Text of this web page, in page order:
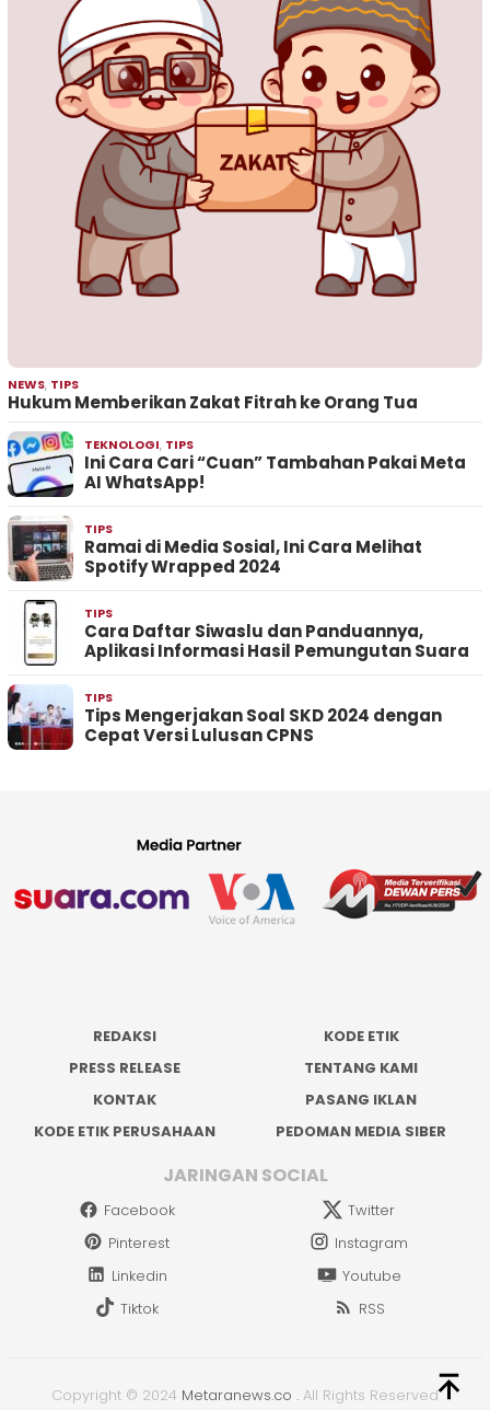
NEWS, TIPS
Hukum Memberikan Zakat Fitrah ke Orang Tua
TEKNOLOGI, TIPS
Ini Cara Cari “Cuan” Tambahan Pakai Meta
AI WhatsApp!
TIPS
Ramai di Media Sosial, Ini Cara Melihat
Spotify Wrapped 2024
TIPS
Cara Daftar Siwaslu dan Panduannya,
Aplikasi Informasi Hasil Pemungutan Suara
TIPS
Tips Mengerjakan Soal SKD 2024 dengan
Cepat Versi Lulusan CPNS
REDAKSI
KODE ETIK
PRESS RELEASE
TENTANG KAMI
KONTAK
PASANG IKLAN
KODE ETIK PERUSAHAAN
PEDOMAN MEDIA SIBER
JARINGAN SOCIAL
Facebook
Twitter
Pinterest
Instagram
Linkedin
Youtube
Tiktok
RSS
Copyright © 2024 Metaranews.co . All Rights Reserved